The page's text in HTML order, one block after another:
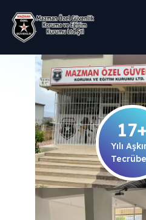
Yılı
Tecrübe
17